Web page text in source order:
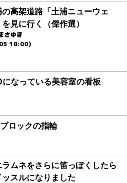
の高架道路「土浦ニューウェ
を見に行く（傑作選）
さゆき
18:00)
なっている美容室の看板
ロックの指輪
ラムネをさらに笛っぽくしたら
ッスルになりました